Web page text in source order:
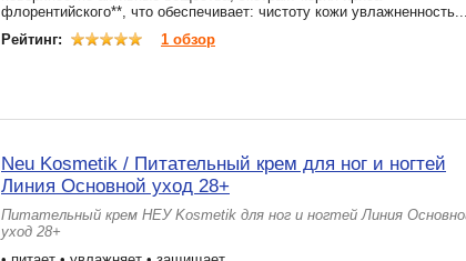
флорентийского**, что обеспечивает: чистоту кожи увлажненность...
Рейтинг:
1 обзор
Neu Kosmetik / Питательный крем для ног и ногтей
Линия Основной уход 28+
Питательный крем НЕУ Kosmetik для ног и ногтей Линия
уход 28+